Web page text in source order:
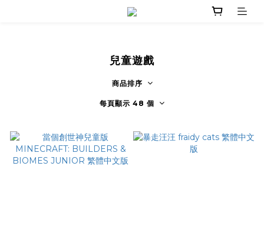
兒童遊戲
商品排序
每頁顯示 48 個